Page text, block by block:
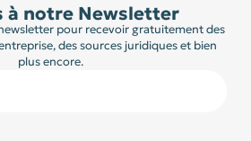
à notre Newsletter
pour recevoir gratuitement des
des sources juridiques et bien
plus encore.